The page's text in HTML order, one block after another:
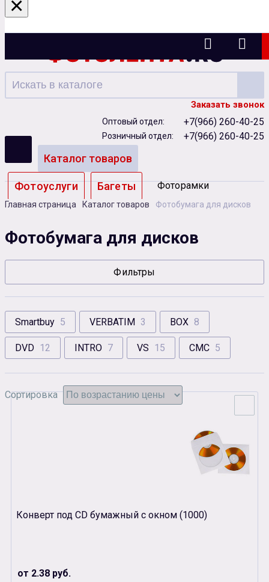
Ижевск
Заказать звонок
Оптовый отдел: +7(966) 260-40-25
Розничный отдел: +7(966) 260-40-25
Каталог товаров
Фотоуслуги Багеты Фоторамки
Альбомы
Бумага Чернила Карты памяти
Сублимация
Сувенирная продукция Зарядные устройства
Аксессуары
Главная страница Каталог товаров Фотобумага для дисков
Фотобумага для дисков
Фильтры
Smartbuy 5 VERBATIM 3 BOX 8
DVD 12 INTRO 7 VS 15 СМС 5
Сортировка
Конверт под CD бумажный с окном (1000)
от 2.38 руб.
×